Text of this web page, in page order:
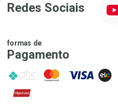
Redes Sociais
formas de
Pagamento
PIX MasterCard
VISA ELO
Hipercard